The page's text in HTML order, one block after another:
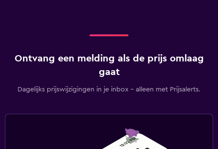
Ontvang een melding als de prijs omlaag
gaat
Dagelijks prijswijzigingen in je inbox - alleen met Prijsalerts.